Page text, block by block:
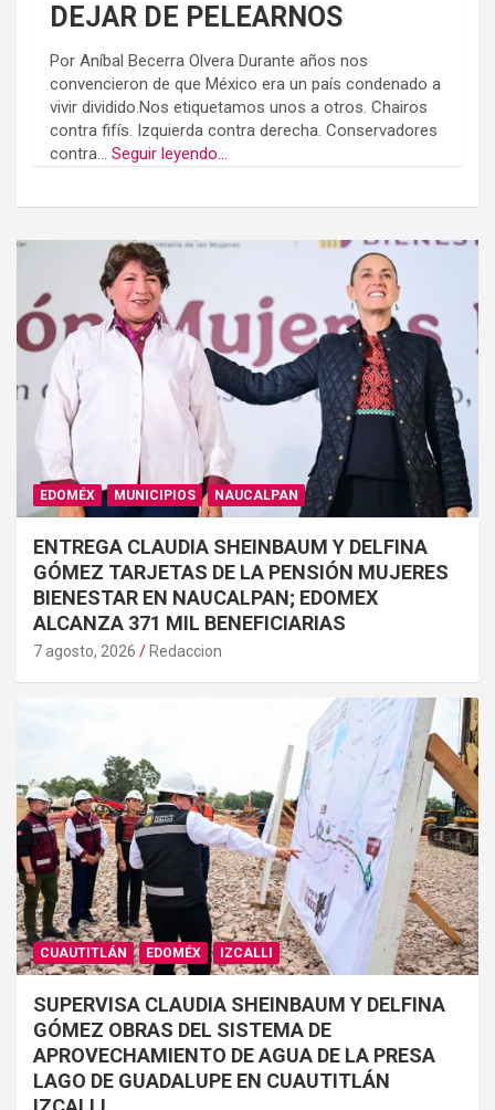
DEJAR DE PELEARNOS
Por Aníbal Becerra Olvera Durante años nos
convencieron de que México era un país condenado a
vivir dividido.Nos etiquetamos unos a otros. Chairos
contra fifís. Izquierda contra derecha. Conservadores
contra... Seguir leyendo...
EDOMÉX MUNICIPIOS NAUCALPAN
ENTREGA CLAUDIA SHEINBAUM Y DELFINA
GÓMEZ TARJETAS DE LA PENSIÓN MUJERES
BIENESTAR EN NAUCALPAN; EDOMEX
ALCANZA 371 MIL BENEFICIARIAS
7 agosto, 2026 Redaccion
CUAUTITLÁN EDOMÉX IZCALLI
SUPERVISA CLAUDIA SHEINBAUM Y DELFINA
GÓMEZ OBRAS DEL SISTEMA DE
APROVECHAMIENTO DE AGUA DE LA PRESA
LAGO DE GUADALUPE EN CUAUTITLÁN